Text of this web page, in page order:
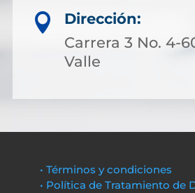

Dirección:
Carrera 3 No. 4-
Valle
• Términos y condiciones
• Política de Tratamiento de